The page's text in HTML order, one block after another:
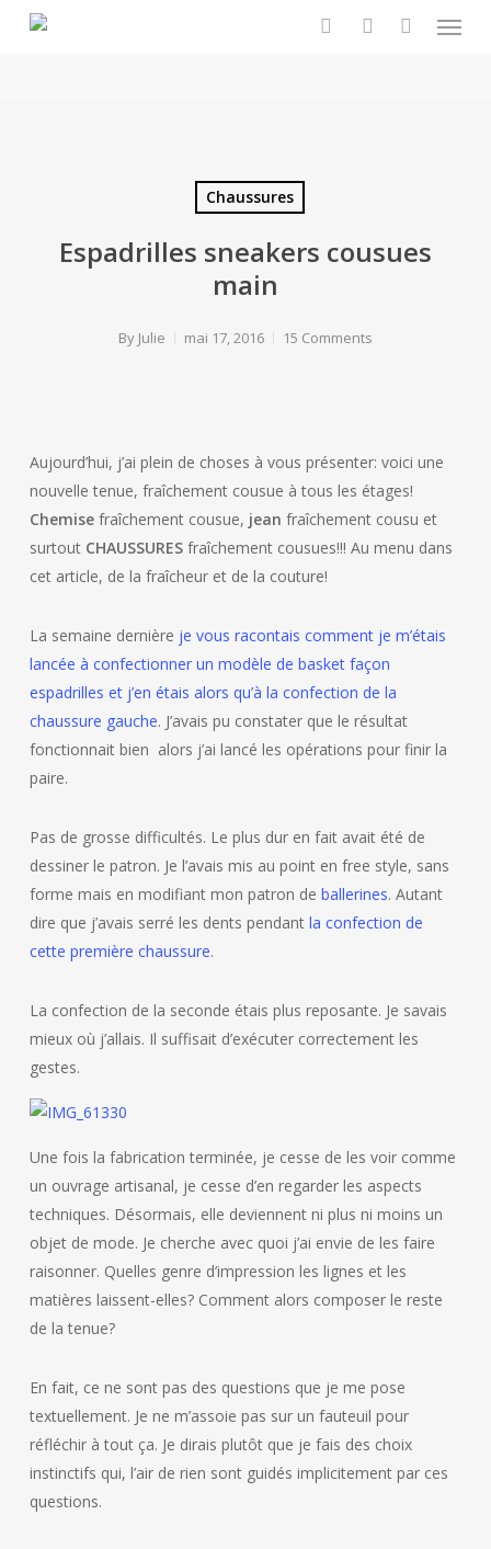
Menu
Chaussures
Espadrilles sneakers cousues
main
By Julie mai 17, 2016 15 Comments
Aujourd’hui, j’ai plein de choses à vous présenter: voici une
nouvelle tenue, fraîchement cousue à tous les étages!
Chemisefraîchement cousue, jean fraîchement cousu et
surtout CHAUSSURES fraîchement cousues!!! Au menu dans
cet article, de la fraîcheur et de la couture!
La semaine dernière je vous racontais comment je m’étais
lancée à confectionner un modèle de basket façon
espadrilles et j’en étais alors qu’à la confection de la
chaussure gauche. J’avais pu constater que le résultat
fonctionnait bien alors j’ai lancé les opérations pour finir la
paire.
Pas de grosse difficultés. Le plus dur en fait avait été de
dessiner le patron. Je l’avais mis au point en free style, sans
forme mais en modifiant mon patron de ballerines. Autant
dire que j’avais serré les dents pendant la confection de
cette première chaussure.
La confection de la seconde étais plus reposante. Je savais
mieux où j’allais. Il suffisait d’exécuter correctement les
gestes.
Une fois la fabrication terminée, je cesse de les voir comme
un ouvrage artisanal, je cesse d’en regarder les aspects
techniques. Désormais, elle deviennent ni plus ni moins un
objet de mode. Je cherche avec quoi j’ai envie de les faire
raisonner. Quelles genre d’impression les lignes et les
matières laissent-elles? Comment alors composer le reste
de la tenue?
En fait, ce ne sont pas des questions que je me pose
textuellement. Je ne m’assoie pas sur un fauteuil pour
réfléchir à tout ça. Je dirais plutôt que je fais des choix
instinctifs qui, l’air de rien sont guidés implicitement par ces
questions.